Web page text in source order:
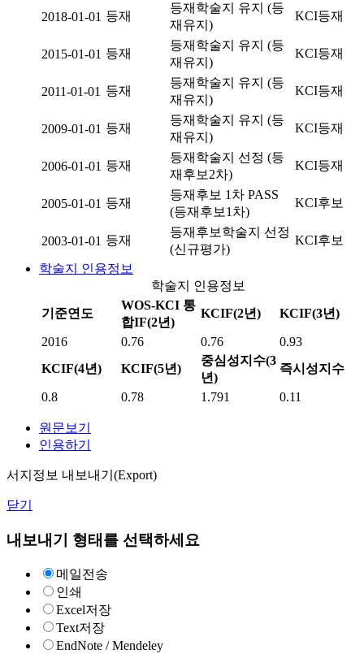
2018-01-01 등재
등재학술지 유지 (등
재유지)
KCI등재
2015-01-01 등재
등재학술지 유지 (등
재유지)
KCI등재
2011-01-01 등재
등재학술지 유지 (등
재유지)
KCI등재
2009-01-01 등재
등재학술지 유지 (등
재유지)
KCI등재
2006-01-01 등재
등재학술지 선정 (등
재후보2차)
KCI등재
2005-01-01 등재
등재후보 1차 PASS
(등재후보1차)
KCI후보
2003-01-01 등재
등재후보학술지 선정
(신규평가)
KCI후보
학술지 인용정보
학술지 인용정보
기준연도
WOS-KCI 통
합IF(2년)
KCIF(2년) KCIF(3년)
2016 0.76 0.76
0.93
KCIF(4년)
KCIF(5년)
중심성지수(3
년)
즉시성지수
0.8 0.78 1.791 0.11
원문보기
인용하기
서지정보 내보내기(Export)
닫기
내보내기 형태를 선택하세요
메일전송
인쇄
Excel저장
Text저장
EndNote / Mendeley